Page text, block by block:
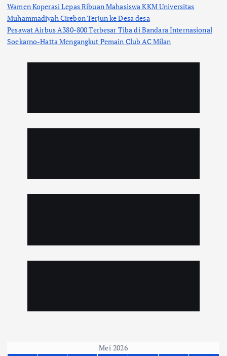
Wamen Koperasi Lepas Ribuan Mahasiswa KKM Universitas
Muhammadiyah Cirebon Terjun ke Desa desa
Pesawat Airbus A380-800 Terbesar Tiba di Bandara Internasional
Soekarno-Hatta Mengangkut Pemain Club AC Milan
Mei 2026